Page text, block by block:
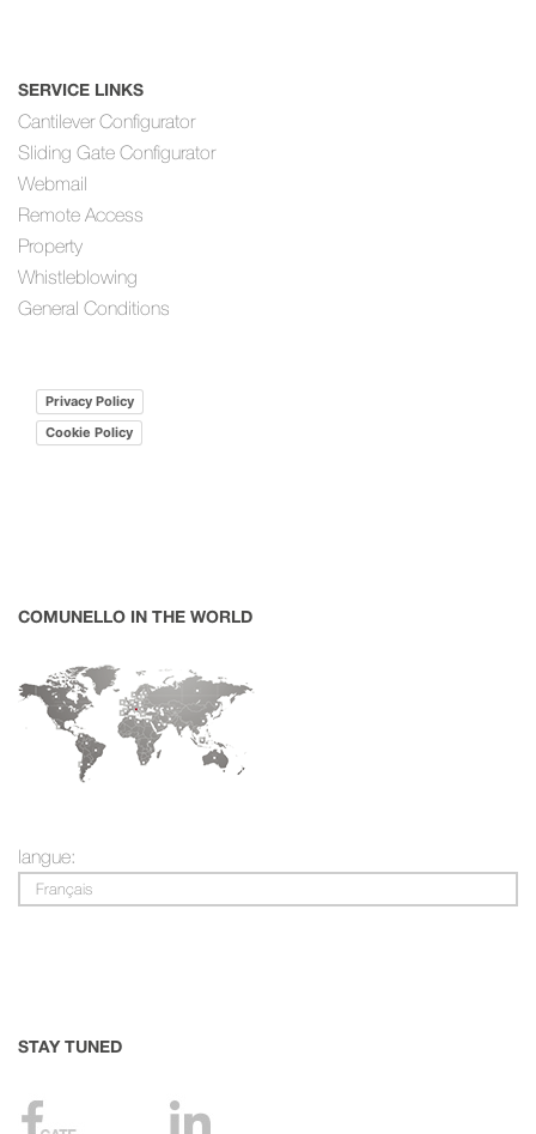
SERVICE LINKS
Cantilever Configurator
Sliding Gate Configurator
Webmail
Remote Access
Property
Whistleblowing
General Conditions
Privacy Policy
Cookie Policy
COMUNELLO IN THE WORLD
langue:
Français
STAY TUNED